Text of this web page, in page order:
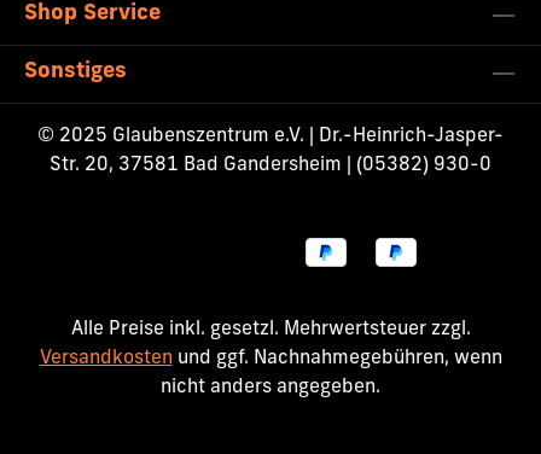
Shop Service
Sonstiges
© 2025 Glaubenszentrum e.V. | Dr.-Heinrich-Jasper-
Str. 20, 37581 Bad Gandersheim | (05382) 930-0
Alle Preise inkl. gesetzl. Mehrwertsteuer zzgl.
Versandkosten und ggf. Nachnahmegebühren, wenn
nicht anders angegeben.